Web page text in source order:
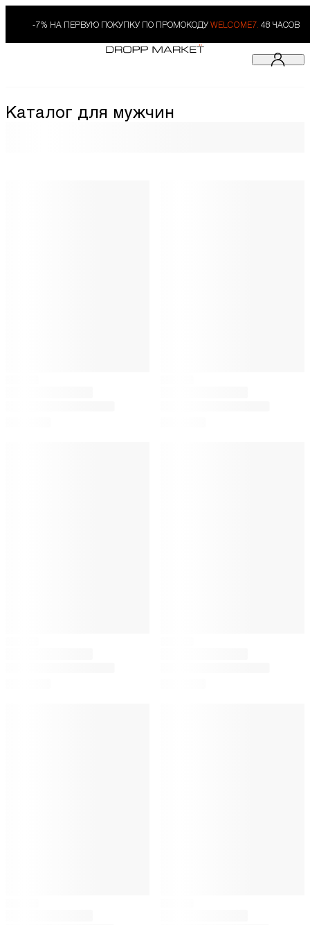
-7% НА ПЕРВУЮ ПОКУПКУ ПО ПРОМОКОДУ WELCOME7. 48 ЧАСОВ
Каталог для мужчин